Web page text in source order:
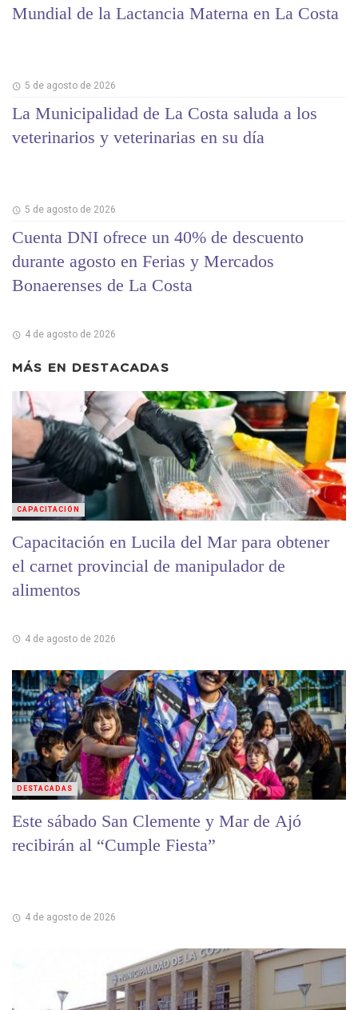
Mundial de la Lactancia Materna en La Costa
5 de agosto de 2026
La Municipalidad de La Costa saluda a los
veterinarios y veterinarias en su día
5 de agosto de 2026
Cuenta DNI ofrece un 40% de descuento
durante agosto en Ferias y Mercados
Bonaerenses de La Costa
4 de agosto de 2026
MÁS EN DESTACADAS
Capacitación en Lucila del Mar para obtener
el carnet provincial de manipulador de
alimentos
4 de agosto de 2026
CAPACITACIÓN
Este sábado San Clemente y Mar de Ajó
recibirán al “Cumple Fiesta”
4 de agosto de 2026
DESTACADAS